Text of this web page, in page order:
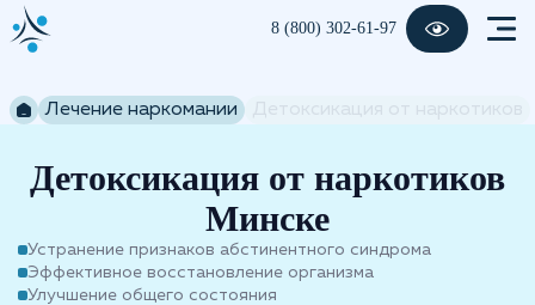
8 (800) 302-61-97
Лечение наркомании
Детоксикация от наркотиков
Минске
Устранение признаков абстинентного синдрома
Эффективное восстановление организма
Улучшение общего состояния